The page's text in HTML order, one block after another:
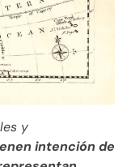
y
intención de